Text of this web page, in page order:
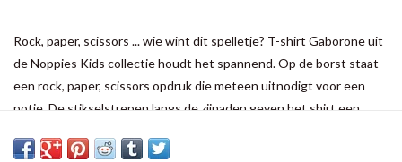
Rock, paper, scissors ... wie wint dit spelletje? T-shirt Gaborone uit
de Noppies Kids collectie houdt het spannend. Op de borst staat
een rock, paper, scissors opdruk die meteen uitnodigt voor een
potje. De stikselstrepen langs de zijnaden geven het shirt een
draagcomfort.